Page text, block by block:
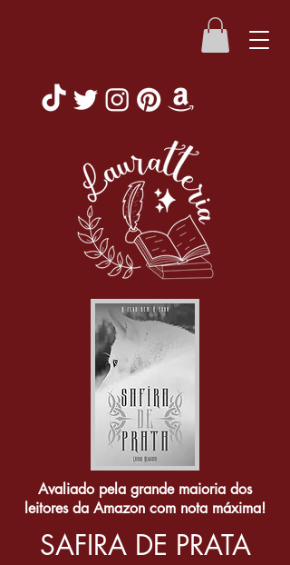
Avaliado pela grande maioria dos
leitores da Amazon com nota máxima!
SAFIRA DE PRATA